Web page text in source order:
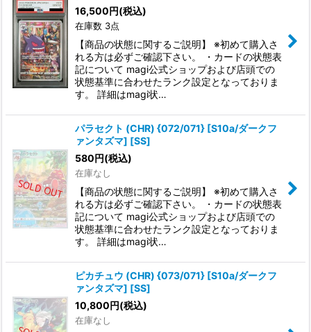
16,500円(税込)
在庫数 3点
【商品の状態に関するご説明】 ※初めて購入さ
れる方は必ずご確認下さい。 ・カードの状態表
記について magi公式ショップおよび店頭での
状態基準に合わせたランク設定となっておりま
す。 詳細はmagi状…
パラセクト (CHR) {072/071} [S10a/ダークフ
ァンタズマ] [SS]
580円(税込)
在庫なし
【商品の状態に関するご説明】 ※初めて購入さ
れる方は必ずご確認下さい。 ・カードの状態表
記について magi公式ショップおよび店頭での
状態基準に合わせたランク設定となっておりま
す。 詳細はmagi状…
ピカチュウ (CHR) {073/071} [S10a/ダークフ
ァンタズマ] [SS]
10,800円(税込)
在庫なし